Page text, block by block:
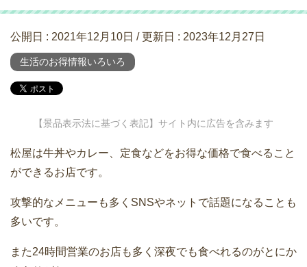
公開日 : 2021年12月10日 / 更新日 : 2023年12月27日
生活のお得情報いろいろ
【景品表示法に基づく表記】サイト内に広告を含みます
松屋は牛丼やカレー、定食などをお得な価格で食べること
ができるお店です。
攻撃的なメニューも多くSNSやネットで話題になることも
多いです。
また24時間営業のお店も多く深夜でも食べれるのがとにか